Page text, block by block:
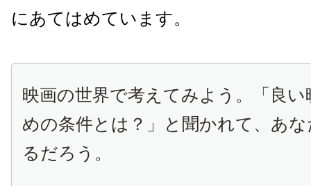
にあてはめています。
映画の世界で考えてみよう。「良
めの条件とは？」と聞かれて、あ
るだろう。